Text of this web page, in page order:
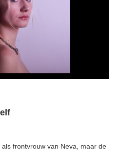
frontvrouw van Neva, maar de